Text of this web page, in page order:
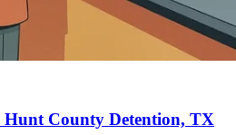
Hunt County Detention, TX